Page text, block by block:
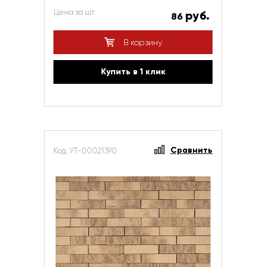
Цена за шт 86 руб.
В корзину
Купить в 1 клик
Код: УТ-00021390 Сравнить